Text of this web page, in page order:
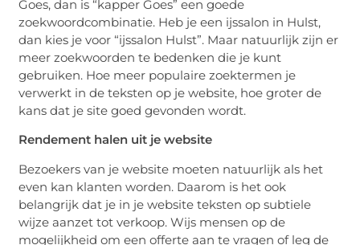
Goes, dan is “kapper Goes” een goede
zoekwoordcombinatie. Heb je een ijssalon in Hulst,
dan kies je voor “ijssalon Hulst”. Maar natuurlijk zijn er
meer zoekwoorden te bedenken die je kunt
gebruiken. Hoe meer populaire zoektermen je
verwerkt in de teksten op je website, hoe groter de
kans dat je site goed gevonden wordt.
Rendement halen uit je website
Bezoekers van je website moeten natuurlijk als het
even kan klanten worden. Daarom is het ook
belangrijk dat je in je website teksten op subtiele
wijze aanzet tot verkoop. Wijs mensen op de
mogelijkheid om een offerte aan te vragen of leg de